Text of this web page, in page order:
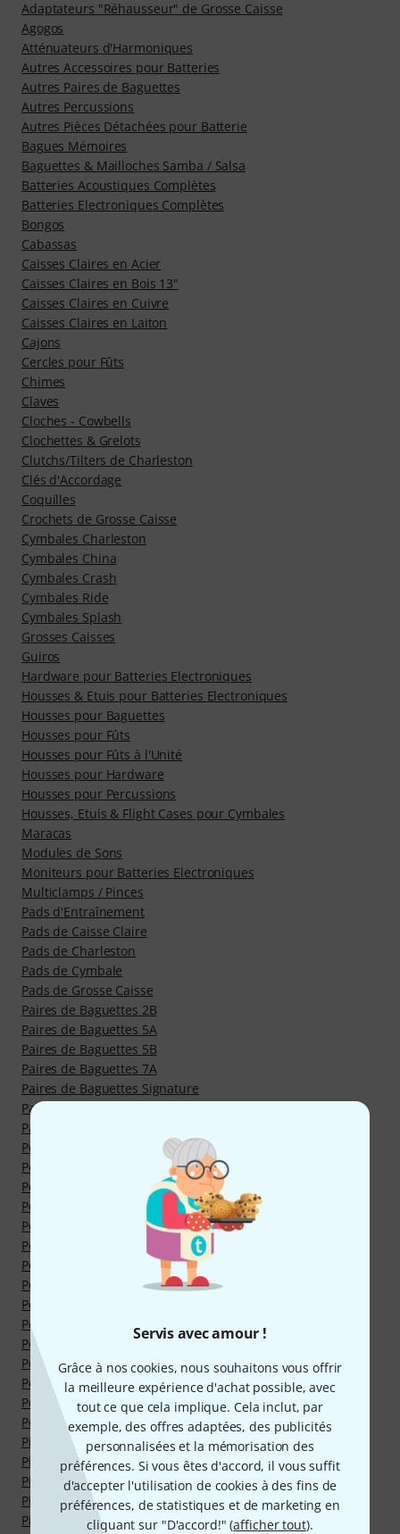
Servis avec amour !
Grâce à nos cookies, nous souhaitons vous offrir
la meilleure expérience d'achat possible, avec
tout ce que cela implique. Cela inclut, par
exemple, des offres adaptées, des publicités
personnalisées et la mémorisation des
préférences. Si vous êtes d'accord, il vous suffit
d'accepter l'utilisation de cookies à des fins de
préférences, de statistiques et de marketing en
cliquant sur "D'accord!" (afficher tout).
Adaptateurs "Réhausseur" de Grosse Caisse
Agogos
Atténuateurs d'Harmoniques
Autres Accessoires pour Batteries
Autres Paires de Baguettes
Autres Percussions
Autres Pièces Détachées pour Batterie
Bagues Mémoires
Baguettes & Mailloches Samba / Salsa
Batteries Acoustiques Complètes
Batteries Electroniques Complètes
Bongos
Cabassas
Caisses Claires en Acier
Caisses Claires en Bois 13"
Caisses Claires en Cuivre
Caisses Claires en Laiton
Cajons
Cercles pour Fûts
Chimes
Claves
Cloches - Cowbells
Clochettes & Grelots
Clutchs/Tilters de Charleston
Clés d'Accordage
Coquilles
Crochets de Grosse Caisse
Cymbales Charleston
Cymbales China
Cymbales Crash
Cymbales Ride
Cymbales Splash
Grosses Caisses
Guiros
Hardware pour Batteries Electroniques
Housses & Etuis pour Batteries Electroniques
Housses pour Baguettes
Housses pour Fûts
Housses pour Fûts à l'Unité
Housses pour Hardware
Housses pour Percussions
Housses, Etuis & Flight Cases pour Cymbales
Maracas
Modules de Sons
Moniteurs pour Batteries Electroniques
Multiclamps / Pinces
Pads d'Entraînement
Pads de Caisse Claire
Pads de Charleston
Pads de Cymbale
Pads de Grosse Caisse
Paires de Baguettes 2B
Paires de Baguettes 5A
Paires de Baguettes 5B
Paires de Baguettes 7A
Paires de Baguettes Signature
Paires de Balais
Paires de Rods
Peaux Maillées
Peaux de Bongos
Peaux de Frappe pour Caisses Claires 14"
Peaux de Grosses Caisses
Peaux de Résonance pour Caisses Claires 14"
Peaux de Toms 06"
Peaux de Toms 08"
Peaux de Toms 10"
Peaux de Toms 12"
Peaux de Toms 13"
Peaux de Toms 14"
Peaux de Toms 16"
Peaux de Toms 18"
Perches de Cymbale
Percussion & Sampling Pads
Pieds & Supports pour Percussions
Pieds Droits de Cymbale
Pieds Perches de Cymbale
Pieds de Caisse Claire
Pieds de Grosses Caisses